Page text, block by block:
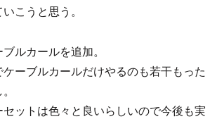
こうと思う。
ルカールを追加。
ーブルカールだけやるのも若干もった
ットは色々と良いらしいので今後も実